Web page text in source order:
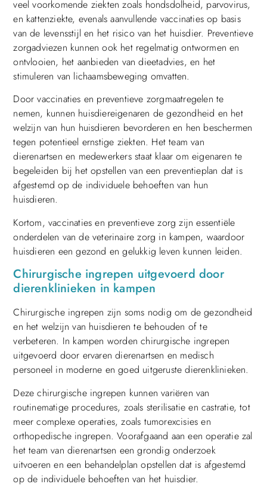
veel voorkomende ziekten zoals hondsdolheid, parvovirus,
en kattenziekte, evenals aanvullende vaccinaties op basis
van de levensstijl en het risico van het huisdier. Preventieve
zorgadviezen kunnen ook het regelmatig ontwormen en
ontvlooien, het aanbieden van dieetadvies, en het
stimuleren van lichaamsbeweging omvatten.
Door vaccinaties en preventieve zorgmaatregelen te
nemen, kunnen huisdiereigenaren de gezondheid en het
welzijn van hun huisdieren bevorderen en hen beschermen
tegen potentieel ernstige ziekten. Het team van
dierenartsen en medewerkers staat klaar om eigenaren te
begeleiden bij het opstellen van een preventieplan dat is
afgestemd op de individuele behoeften van hun
huisdieren.
Kortom, vaccinaties en preventieve zorg zijn essentiële
onderdelen van de veterinaire zorg in kampen, waardoor
huisdieren een gezond en gelukkig leven kunnen leiden.
Chirurgische ingrepen uitgevoerd door
dierenklinieken in kampen
Chirurgische ingrepen zijn soms nodig om de gezondheid
en het welzijn van huisdieren te behouden of te
verbeteren. In kampen worden chirurgische ingrepen
uitgevoerd door ervaren dierenartsen en medisch
personeel in moderne en goed uitgeruste dierenklinieken.
Deze chirurgische ingrepen kunnen variëren van
routinematige procedures, zoals sterilisatie en castratie, tot
meer complexe operaties, zoals tumorexcisies en
orthopedische ingrepen. Voorafgaand aan een operatie zal
het team van dierenartsen een grondig onderzoek
uitvoeren en een behandelplan opstellen dat is afgestemd
op de individuele behoeften van het huisdier.